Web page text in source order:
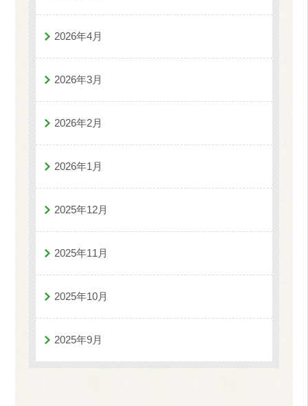
2026年4月
2026年3月
2026年2月
2026年1月
2025年12月
2025年11月
2025年10月
2025年9月